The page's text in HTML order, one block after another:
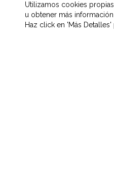
Utilizamos cookies
u obtener más
Haz click en 'Más